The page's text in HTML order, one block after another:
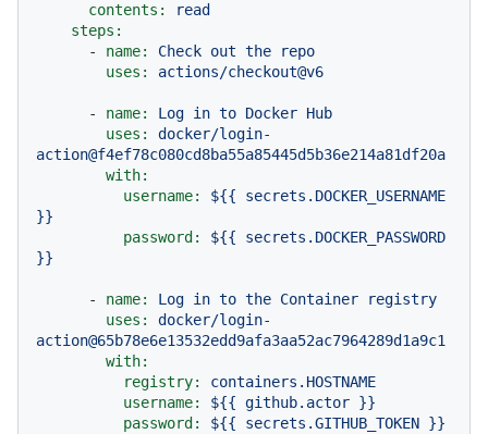
contents:
read
steps:
-
name: Check out the
repo
uses:
actions/checkout@v6
- name: Log in to Docker Hub
uses:
docker/login-
action@f4ef78c080cd8ba55a85445d5b36e214a81df20a
with:
username:
${{
secrets.DOCKER_USERNAME
}}
password:
${{
secrets.DOCKER_PASSWORD
}}
- name: Log in to the Container
registry
uses:
docker/login-
action@65b78e6e13532edd9afa3aa52ac7964289d1a9c1
with:
registry:
containers.HOSTNAME
username:
${{ github.actor }}
password:
${{ secrets.GITHUB_TOKEN }}